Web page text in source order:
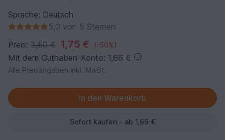
Sprache: Deutsch
5,0 von 5 Sternen
Preis: 3,50 € 1,75 € (-50%)
Mit dem Guthaben-Konto: 1,66 €
Alle Preisangaben inkl. MwSt.
Sofort kaufen - ab 1,66 €